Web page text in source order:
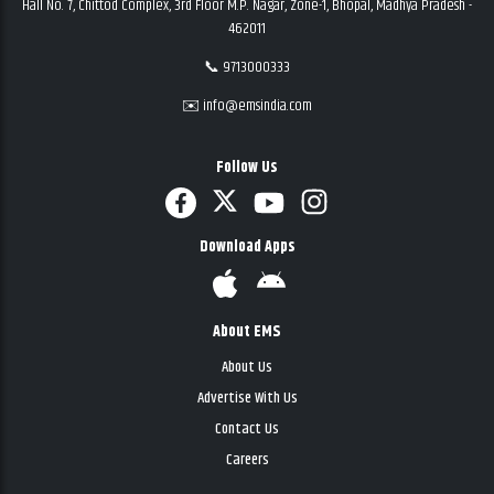
Hall No. 7, Chittod Complex, 3rd Floor M.P. Nagar, Zone-1, Bhopal, Madhya Pradesh -
462011
📞 9713000333
✉️ info@emsindia.com
Follow Us
Download Apps
About EMS
About Us
Advertise With Us
Contact Us
Careers